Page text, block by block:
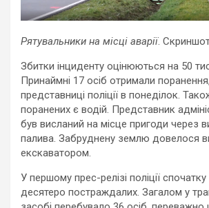
Рятувальники на місці аварії.
Збитки інциденту оцінюються на 50
Принаймні 17 осіб отримали
представниці поліції в понеділок.
поранених є водій. Представник
був висланий на місце пригоди через
палива. Забруднену землю довелося
екскаватором.
У першому прес-релізі поліції
десятеро постраждалих. Загалом у